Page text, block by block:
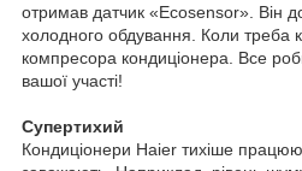
отримав датчик «Ecosensor». Він
холодного обдування. Коли треба
компресора кондиціонера. Все
вашої участі!
Супертихий
Кондиціонери Haier тихіше